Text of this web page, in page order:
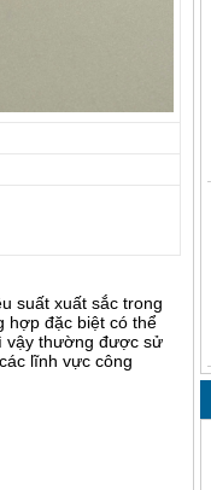
suất xuất sắc trong
hợp đặc biệt có thể
vậy thường được sử
lĩnh vực công